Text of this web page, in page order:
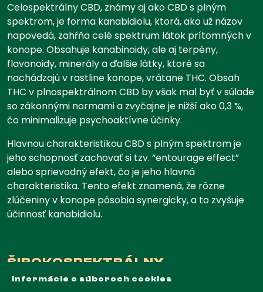
Celospektrálny CBD, známy aj ako CBD s plným
spektrom, je forma kanabidiolu, ktorá, ako už názov
napovedá, zahŕňa celé spektrum látok prítomných v
konope. Obsahuje kanabinoidy, ale aj terpény,
flavonoidy, minerály a ďalšie látky, ktoré sa
nachádzajú v rastline konope, vrátane THC. Obsah
THC v plnospektrálnom CBD by však mal byť v súlade
so zákonnými normami a zvyčajne je nižší ako 0,3 %,
čo minimalizuje psychoaktívne účinky.
Hlavnou charakteristikou CBD s plným spektrom je
jeho schopnosť zachovať si tzv. “entourage effect”
alebo sprievodný efekt, čo je jeho hlavná
charakteristika. Tento efekt znamená, že rôzne
zlúčeniny v konope pôsobia synergicky, a to zvyšuje
účinnosť kanabidiolu.
ŠIROKOSPEKTRÁLNY
KANABIDIOL
Informácie o súboroch cookies